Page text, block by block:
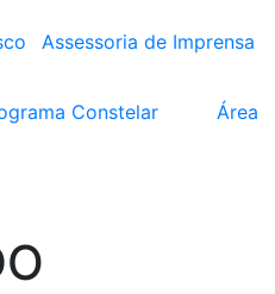
Assessoria de Imprensa
Constelar Área